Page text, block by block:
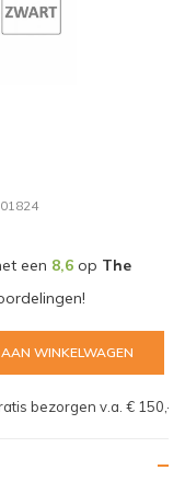
een 8,6op The
WINKELWAGEN